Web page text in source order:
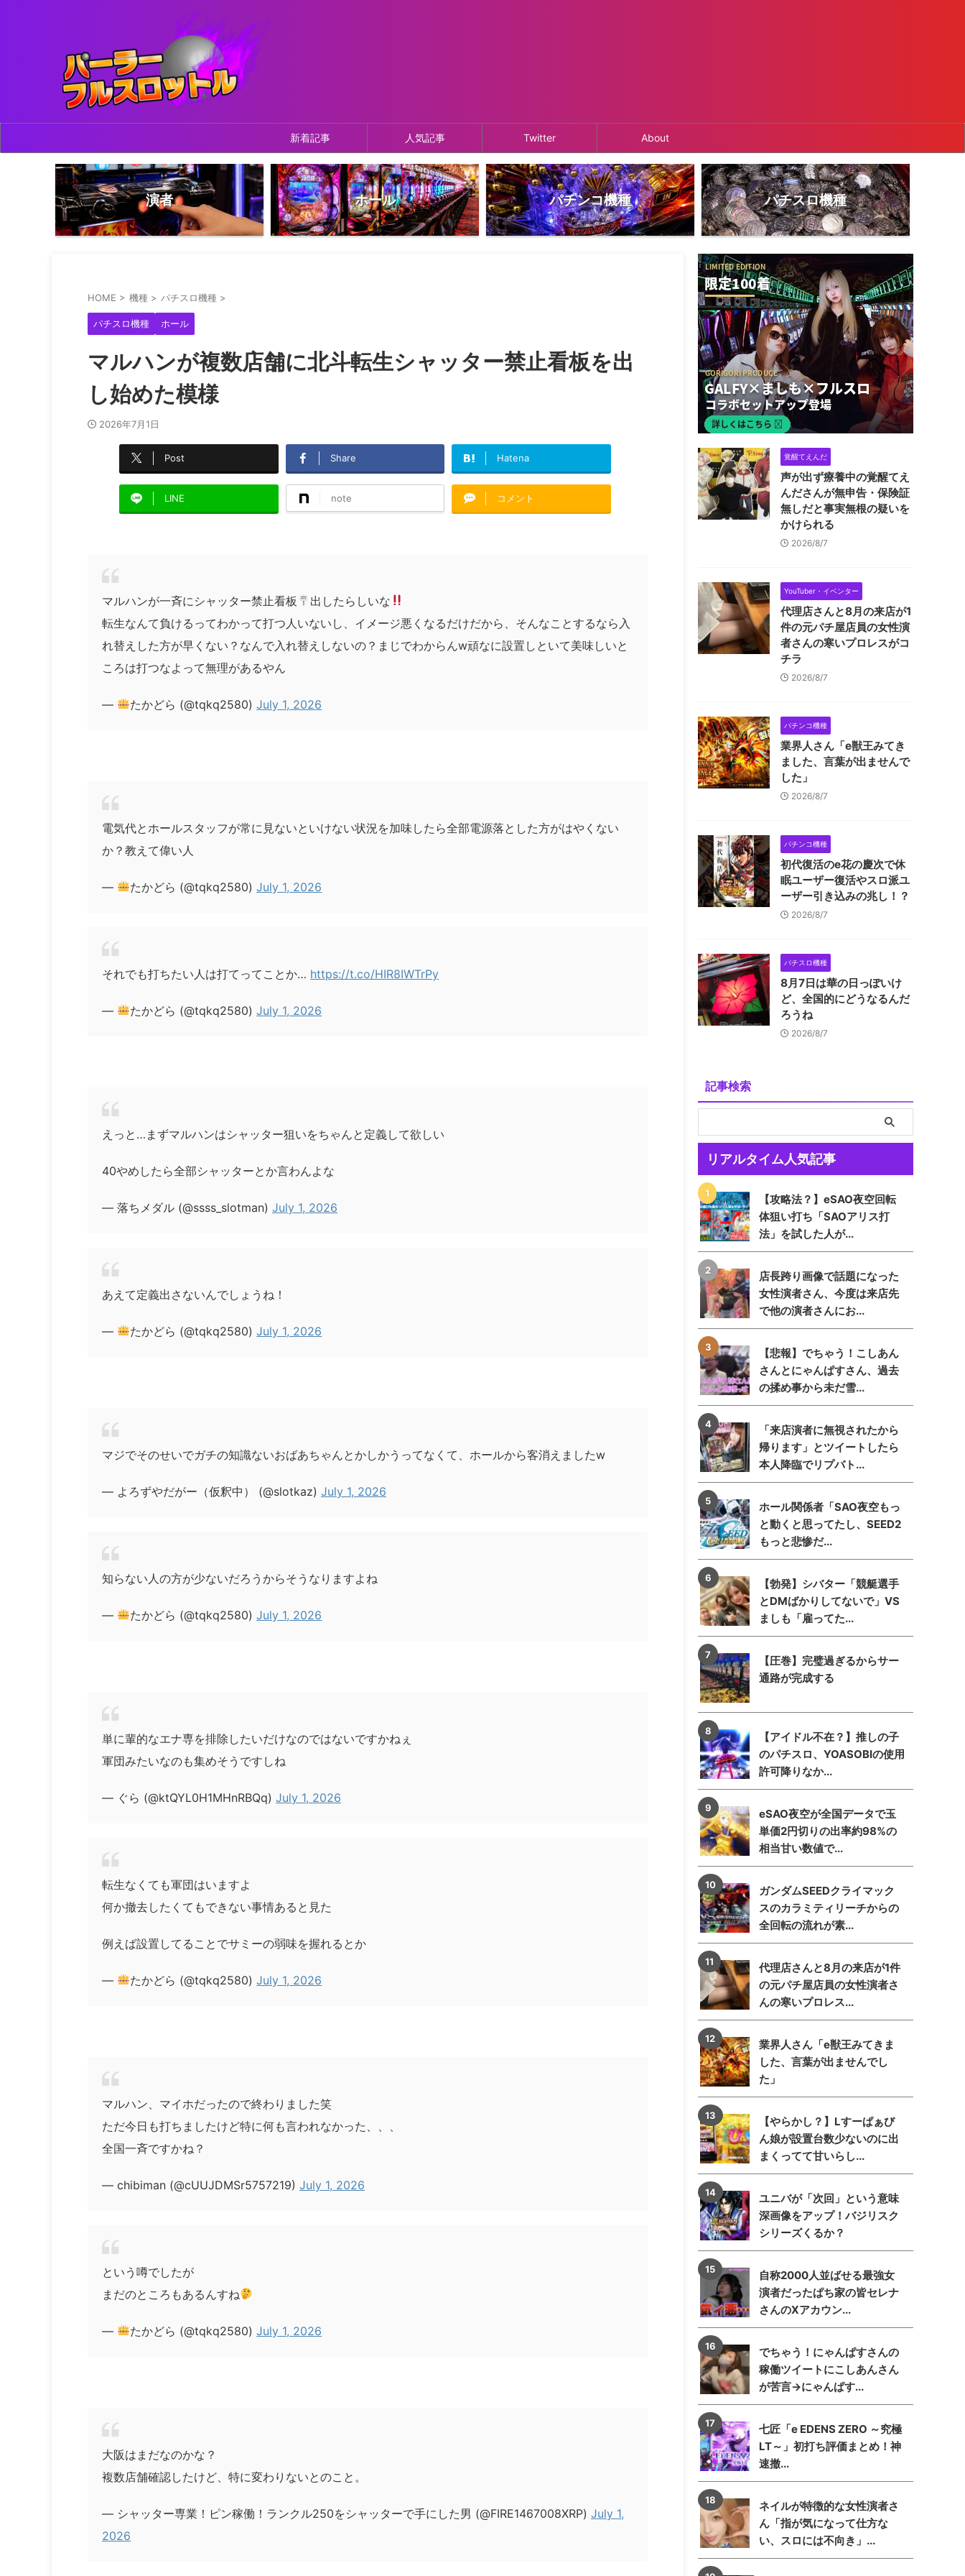
新着記事 人気記事 Twitter About
演者 ホール パチンコ機種 パチスロ機種
HOME > 機種 > パチスロ機種 >
パチスロ機種 ホール
マルハンが複数店舗に北斗転生シャッター禁止看板を出
し始めた模様
2026年7月1日
Post Share Hatena
LINE note コメント
マルハンが一斉にシャッター禁止看板
出したらしいな
転生なんて負けるってわかって打つ人いないし、イメージ悪くなるだけだから、そんなことするなら入
れ替えした方が早くない？なんで入れ替えしないの？まじでわからんw頑なに設置しといて美味しいと
ころは打つなよって無理があるやん
— たかどら (@tqkq2580)July 1, 2026
電気代とホールスタッフが常に見ないといけない状況を加味したら全部電源落とした方がはやくない
か？教えて偉い人
— たかどら (@tqkq2580)July 1, 2026
それでも打ちたい人は打てってことか… https://t.co/HIR8IWTrPy
— たかどら (@tqkq2580)July 1, 2026
えっと…まずマルハンはシャッター狙いをちゃんと定義して欲しい
40やめしたら全部シャッターとか言わんよな
— 落ちメダル (@ssss_slotman) July 1, 2026
あえて定義出さないんでしょうね！
— たかどら (@tqkq2580)July 1, 2026
マジでそのせいでガチの知識ないおばあちゃんとかしかうってなくて、ホールから客消えましたw
— よろずやだがー（仮釈中） (@slotkaz) July 1, 2026
知らない人の方が少ないだろうからそうなりますよね
— たかどら (@tqkq2580)July 1, 2026
単に輩的なエナ専を排除したいだけなのではないですかねぇ
軍団みたいなのも集めそうですしね
— ぐら (@ktQYL0H1MHnRBQq) July 1, 2026
転生なくても軍団はいますよ
何か撤去したくてもできない事情あると見た
例えば設置してることでサミーの弱味を握れるとか
— たかどら (@tqkq2580)July 1, 2026
マルハン、マイホだったので終わりました笑
ただ今日も打ちましたけど特に何も言われなかった、、、
全国一斉ですかね？
— chibiman (@cUUJDMSr5757219) July 1, 2026
という噂でしたが
まだのところもあるんすね
— たかどら (@tqkq2580)July 1, 2026
大阪はまだなのかな？
複数店舗確認したけど、特に変わりないとのこと。
— シャッター専業！ピン稼働！ランクル250をシャッターで手にした男 (@FIRE1467008XRP) July 1,
2026
覚醒てえんだ
声が出ず療養中の覚醒てえ
んださんが無申告・保険証
無しだと事実無根の疑いを
かけられる
2026/8/7
YouTuber・イベンター
代理店さんと8月の来店が1
件の元パチ屋店員の女性演
者さんの寒いプロレスがコ
チラ
2026/8/7
パチンコ機種
業界人さん「e獣王みてき
ました、言葉が出ませんで
した」
2026/8/7
パチンコ機種
初代復活のe花の慶次で休
眠ユーザー復活やスロ派ユ
ーザー引き込みの兆し！？
2026/8/7
パチスロ機種
8月7日は華の日っぽいけ
ど、全国的にどうなるんだ
ろうね
2026/8/7
記事検索
リアルタイム人気記事
【攻略法？】eSAO夜空回転
体狙い打ち「SAOアリス打
法」を試した人が...
店長跨り画像で話題になった
女性演者さん、今度は来店先
で他の演者さんにお...
【悲報】でちゃう！こしあん
さんとにゃんぱすさん、過去
の揉め事から未だ雪...
「来店演者に無視されたから
帰ります」とツイートしたら
本人降臨でリプバト...
ホール関係者「SAO夜空もっ
と動くと思ってたし、SEED2
もっと悲惨だ...
【勃発】シバター「競艇選手
とDMばかりしてないで」VS
ましも「雇ってた...
【圧巻】完璧過ぎるからサー
通路が完成する
【アイドル不在？】推しの子
のパチスロ、YOASOBIの使用
許可降りなか...
eSAO夜空が全国データで玉
単価2円切りの出率約98%の
相当甘い数値で...
ガンダムSEEDクライマック
スのカラミティリーチからの
全回転の流れが素...
代理店さんと8月の来店が1件
の元パチ屋店員の女性演者さ
んの寒いプロレス...
業界人さん「e獣王みてきま
した、言葉が出ませんでし
た」
【やらかし？】Lすーぱぁび
ん娘が設置台数少ないのに出
まくってて甘いらし...
ユニバが「次回」という意味
深画像をアップ！バジリスク
シリーズくるか？
自称2000人並ばせる最強女
演者だったぱち家の皆セレナ
さんのXアカウン...
でちゃう！にゃんぱすさんの
稼働ツイートにこしあんさん
が苦言→にゃんぱす...
七匠「e EDENS ZERO ～究極
LT～」初打ち評価まとめ！神
速撤...
ネイルが特徴的な女性演者さ
ん「指が気になって仕方な
い、スロには不向き」...